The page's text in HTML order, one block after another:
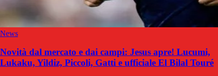
News
Novità dal mercato e dai campi: Jesus apre! Lucumi,
Lukaku, Yildiz, Piccoli, Gatti e ufficiale El Bilal Touré